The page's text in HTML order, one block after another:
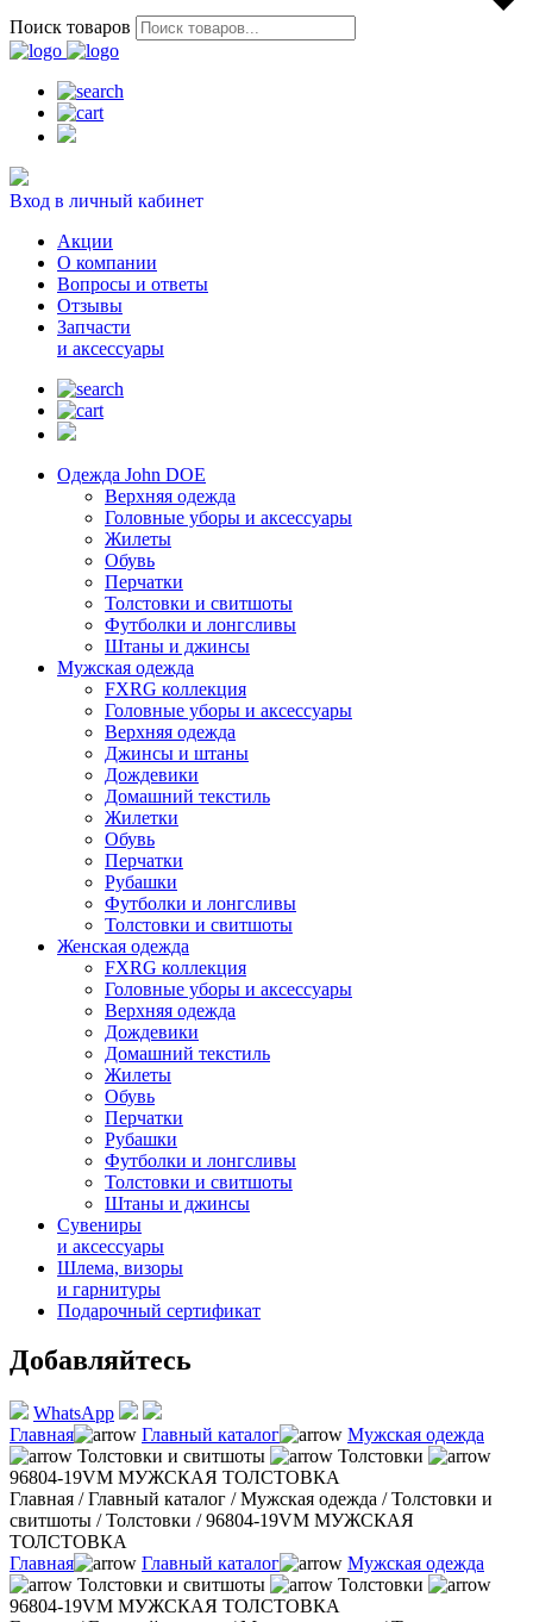
Поиск товаров
Вход в личный кабинет
Акции
О компании
Вопросы и ответы
Отзывы
Запчасти
и аксессуары
Одежда John DOE
Верхняя одежда
Головные уборы и аксессуары
Жилеты
Обувь
Перчатки
Толстовки и свитшоты
Футболки и лонгсливы
Штаны и джинсы
Мужская одежда
FXRG коллекция
Головные уборы и аксессуары
Верхняя одежда
Джинсы и штаны
Дождевики
Домашний текстиль
Жилетки
Обувь
Перчатки
Рубашки
Футболки и лонгсливы
Толстовки и свитшоты
Женская одежда
FXRG коллекция
Головные уборы и аксессуары
Верхняя одежда
Дождевики
Домашний текстиль
Жилеты
Обувь
Перчатки
Рубашки
Футболки и лонгсливы
Толстовки и свитшоты
Штаны и джинсы
Сувениры
и аксессуары
Шлема, визоры
и гарнитуры
Подарочный сертификат
Добавляйтесь
WhatsApp
Главная
Главный каталог
Мужская одежда
Толстовки и свитшоты
Толстовки
96804-19VM МУЖСКАЯ ТОЛСТОВКА
Главная /Главный каталог /Мужская одежда /Толстовки и
свитшоты /Толстовки /96804-19VM МУЖСКАЯ
ТОЛСТОВКА
Главная
Главный каталог
Мужская одежда
Толстовки и свитшоты
Толстовки
96804-19VM МУЖСКАЯ ТОЛСТОВКА